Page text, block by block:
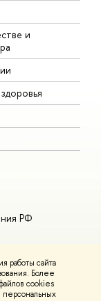
работы сайта
Более
cookies
персональных
и
РФ